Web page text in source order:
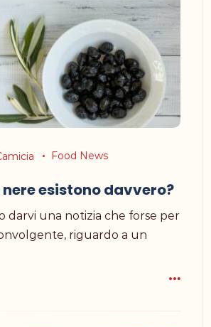
Food News
nere esistono davvero?
darvi una notizia che forse per
riguardo a un